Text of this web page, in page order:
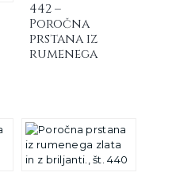
442 –
Poročna
prstana iz
rumenega